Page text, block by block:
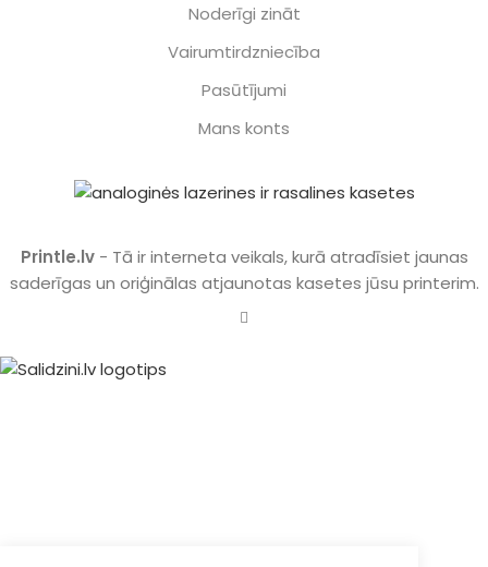
Noderīgi zināt
Vairumtirdzniecība
Pasūtījumi
Mans konts
Printle.lv - Tā ir interneta veikals, kurā atradīsiet jaunas
saderīgas un oriģinālas atjaunotas kasetes jūsu printerim.